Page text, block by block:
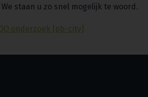
We staan u zo snel mogelijk te woord.